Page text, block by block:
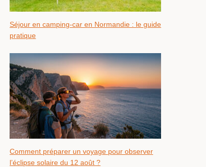
Séjour en camping-car en Normandie : le guide
pratique
Comment préparer un voyage pour observer
l’éclipse solaire du 12 août ?